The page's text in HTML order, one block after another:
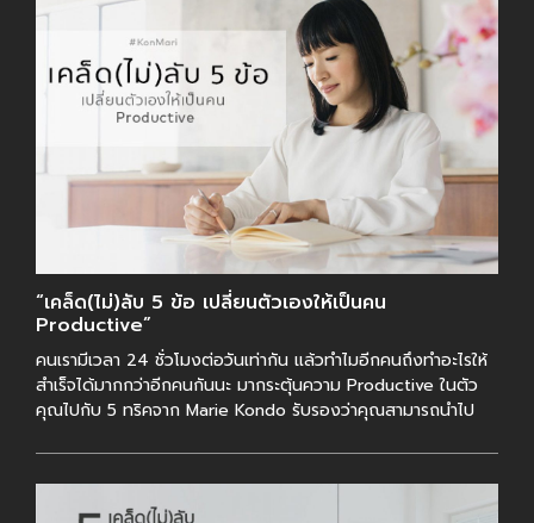
“เคล็ด(ไม่)ลับ 5 ข้อ เปลี่ยนตัวเองให้เป็นคน
Productive”
คนเรามีเวลา 24 ชั่วโมงต่อวันเท่ากัน แล้วทำไมอีกคนถึงทำอะไรให้
สำเร็จได้มากกว่าอีกคนกันนะ มากระตุ้นความ Productive ในตัว
คุณไปกับ 5 ทริคจาก Marie Kondo รับรองว่าคุณสามารถนำไป